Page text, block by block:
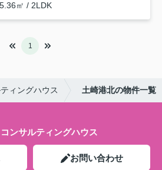
㎡ / 2LDK
1
ィングハウス 土崎港北の物件一覧
ンサルティングハウス
お問い合わせ